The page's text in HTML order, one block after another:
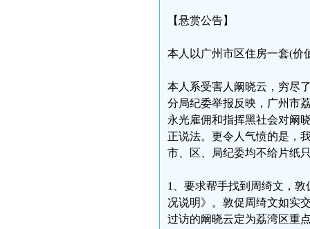
【悬赏公告】
本人以广州市区住房一套(价
本人系受害人阚晓云，穷尽
分局纪委举报反映，广州市
永光雇佣和指挥黑社会对阚
正说法。更令人气愤的是，
市、区、局纪委均不给片纸
1、要求帮手找到周绮文，
况说明》。敦促周绮文如实
过访的阚晓云定为荔湾区重